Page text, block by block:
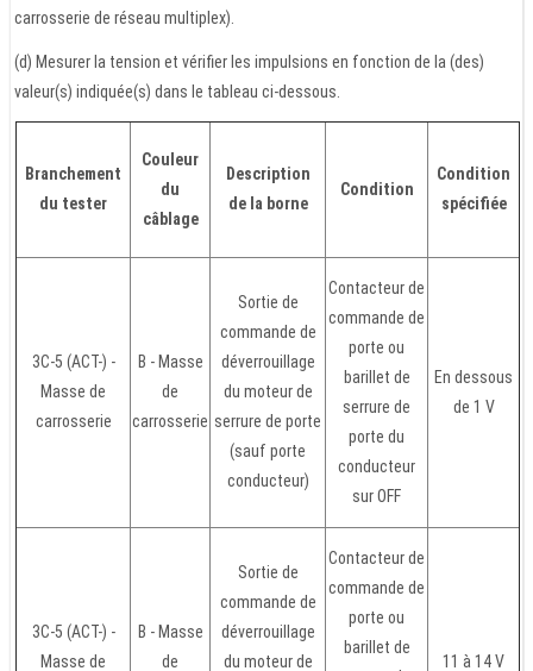
carrosserie de réseau multiplex).
(d) Mesurer la tension et vérifier les impulsions en fonction de la (des)
valeur(s) indiquée(s) dans le tableau ci-dessous.
Branchement
du tester
Couleur
du
câblage
Description
de la borne
Condition
Condition
spécifiée
3C-5 (ACT-) -
Masse de
carrosserie
B - Masse
de
carrosserie
Sortie de
commande de
déverrouillage
du moteur de
serrure de porte
(sauf porte
conducteur)
Contacteur de
commande de
porte ou
barillet de
serrure de
porte du
conducteur
sur OFF
En dessous
de 1 V
3C-5 (ACT-) -
Masse de
B - Masse
de
Sortie de
commande de
déverrouillage
du moteur de
Contacteur de
commande de
porte ou
barillet de
11 à 14 V